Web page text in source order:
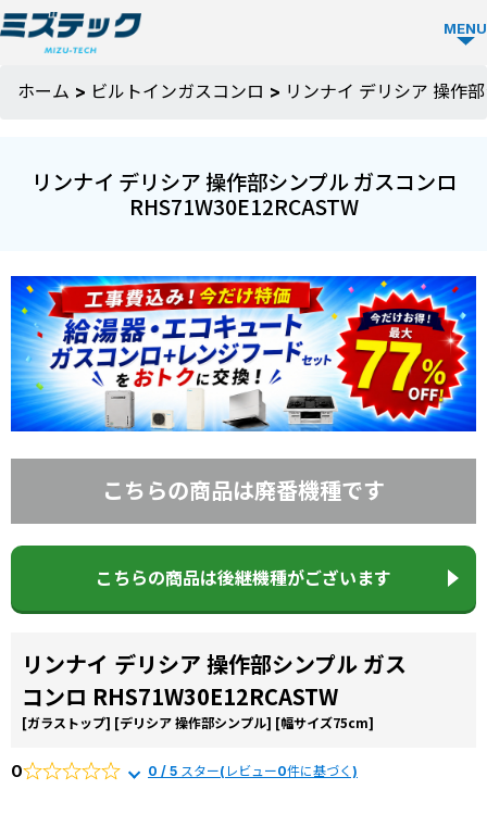
MENU
ガス
TOP
テッ
クの
強み
選ば
れる
お役
立ち
ム
よく
質問
ホーム > ビルトインガスコンロ > リンナイ デリシア 操作
リンナイ デリシア 操作部シンプル ガスコンロ
RHS71W30E12RCASTW
こちらの商品は廃番機種です
こちらの商品は後継機種がございます
リンナイ デリシア 操作部シンプル ガス
コンロ RHS71W30E12RCASTW
[ガラストップ] [デリシア 操作部シンプル] [幅サイズ75cm]
0 0 / 5 スター(レビュー0件に基づく)